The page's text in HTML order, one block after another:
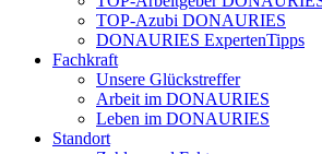
TOP-Azubi DONAURIES
DONAURIES ExpertenTipps
Fachkraft
Unsere Glückstreffer
Arbeit im DONAURIES
Leben im DONAURIES
Standort